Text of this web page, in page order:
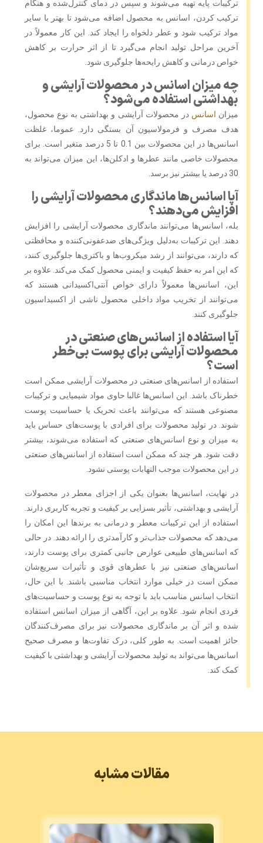
ترکیبات پایه تهیه می‌شوند و سپس در دمای کنترل‌شده و هنگام
ترکیب کردن، اسانس به محصول اضافه می‌شود تا بهتر با سایر
مواد ترکیب شود و عطر دلخواه را ایجاد کند. این کار معمولاً در
آخرین مراحل تولید انجام می‌گیرد تا از اثر حرارت بر کاهش
خواص درمانی و کاهش رایحه‌ها جلوگیری شود.
چه میزان اسانس در محصولات آرایشی و
بهداشتی استفاده می‌شود؟
میزان اسانس در محصولات آرایشی و بهداشتی به نوع محصول،
هدف مصرف و فرمولاسیون آن بستگی دارد. عموما، غلظت
اسانس‌ها در این محصولات بین 0.1 تا 5 درصد متغیر است. برای
محصولات خاصی مانند عطرها و ادکلن‌ها، این میزان می‌تواند به
30 درصد یا بیشتر نیز برسد.
آیا اسانس‌ها ماندگاری محصولات آرایشی را
افزایش می‌دهند؟
بله، اسانس‌ها می‌توانند ماندگاری محصولات آرایشی را افزایش
دهند. این ترکیبات به‌دلیل ویژگی‌های ضدعفونی‌کننده و محافظتی
که دارند، می‌توانند از رشد میکروب‌ها و باکتری‌ها جلوگیری کنند،
که این امر به حفظ کیفیت و ایمنی محصول کمک می‌کند. علاوه بر
این، اسانس‌ها معمولاً دارای خواص آنتی‌اکسیدانی هستند که
می‌توانند از تخریب مواد داخلی محصول ناشی از اکسیداسیون
جلوگیری کنند.
آیا استفاده از اسانس‌های صنعتی در
محصولات آرایشی برای پوست بی‌خطر
است؟
استفاده از اسانس‌های صنعتی در محصولات آرایشی ممکن است
خطرناک باشد. این اسانس‌ها غالبا حاوی مواد شیمیایی و ترکیبات
مصنوعی هستند که می‌توانند باعث تحریک یا حساسیت پوست
شوند. در تولید محصولات برای افرادی با پوست‌های حساس باید
به میزان و نوع اسانس‌های صنعتی که استفاده می‌شوند، بیشتر
دقت شود. هر چند که ممکن است استفاده از اسانس‌های صنعتی
در این محصولات موجب التهابات پوستی نشود.
در نهایت، اسانس‌ها بعنوان یکی از اجزای معطر در محصولات
آرایشی و بهداشتی، تأثیر بسزایی بر کیفیت و تجربه کاربری دارند.
استفاده از این ترکیبات معطر و درمانی به برندها این امکان را
می‌دهد که محصولات جذاب‌تر و کارآمدتری را ارائه دهند. در حالی
که اسانس‌های طبیعی عوارض جانبی کمتری برای پوست دارند،
اسانس‌های صنعتی نیز با عطرهای قوی و تأثیرات سریع‌شان
ممکن است در خیلی موارد انتخاب مناسبی باشند. با این حال،
انتخاب اسانس مناسب باید با توجه به نوع پوست و حساسیت‌های
فردی انجام شود. علاوه بر این، آگاهی از میزان اسانس استفاده
شده و اثر آن بر ماندگاری محصولات نیز برای مصرف‌کنندگان
حائز اهمیت است. به طور کلی، درک تفاوت‌ها و مصرف صحیح
اسانس‌ها می‌تواند به تولید محصولات آرایشی و بهداشتی با کیفیت
کمک کند.
مقالات مشابه